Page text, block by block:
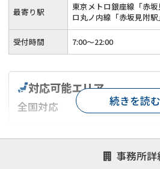
最寄り駅
東京メトロ銀座線「赤
ロ丸ノ内線「赤坂見附
受付時間 7:00〜22:00
事務所詳
対応可能エリア
全国対応
対応が親身 オンライン面談
1億円以上の買
続きを読む